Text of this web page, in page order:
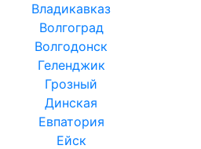
Владикавказ
Волгоград
Волгодонск
Геленджик
Грозный
Динская
Евпатория
Ейск